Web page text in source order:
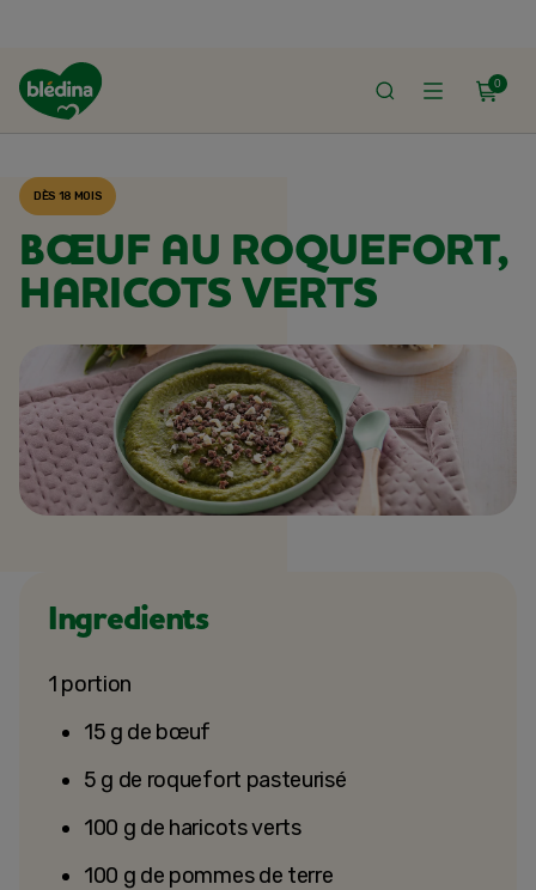
0
ACCUEIL
DÈS 18 MOIS
BŒUF AU ROQUEFORT,
HARICOTS VERTS
Ingredients
1 portion
15 g de bœuf
5 g de roquefort pasteurisé
100 g de haricots verts
100 g de pommes de terre